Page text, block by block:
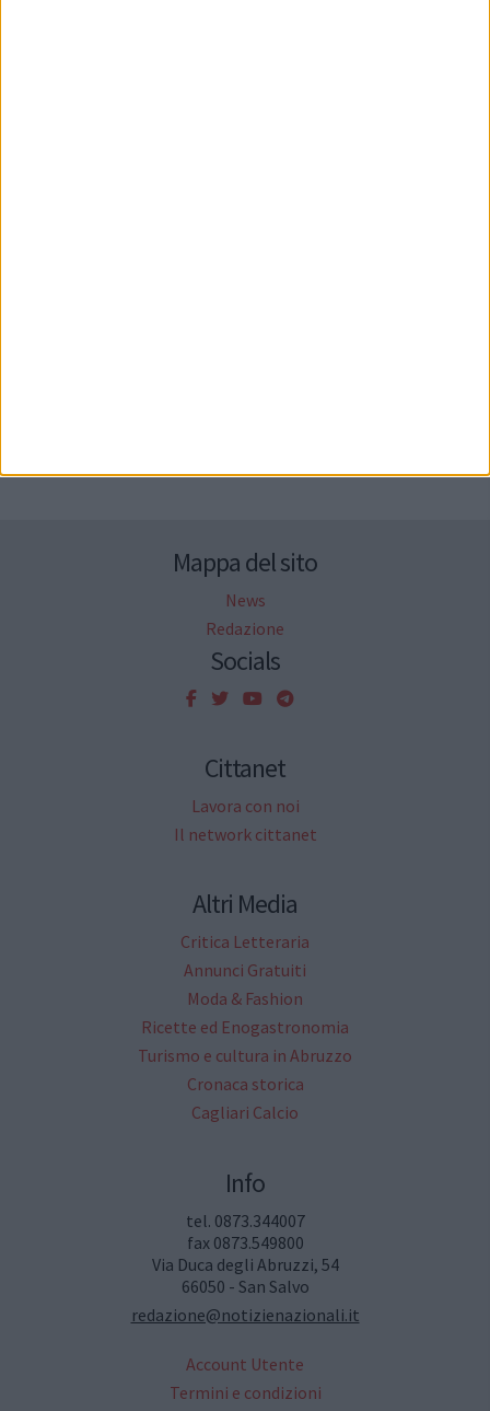
Mappa del sito
News
Redazione
Socials
Cittanet
Lavora con noi
Il network cittanet
Altri Media
Critica Letteraria
Annunci Gratuiti
Moda & Fashion
Ricette ed Enogastronomia
Turismo e cultura in Abruzzo
Cronaca storica
Cagliari Calcio
Info
tel. 0873.344007
fax 0873.549800
Via Duca degli Abruzzi, 54
66050 - San Salvo
redazione@notizienazionali.it
Account Utente
Termini e condizioni